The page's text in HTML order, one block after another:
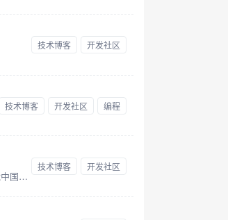
技术博客 开发社区
技术博客 开发社区 编程
技术邻专注于制造工程领域，尤其是研发和仿真相关的专业技术，聚集各专业的资深技术专家，赋能中国制造企业的研发创新，和先进技术的学习应用。
技术博客 开发社区